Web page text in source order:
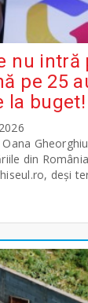
nu intră
pe 25
la buget!
din
deși